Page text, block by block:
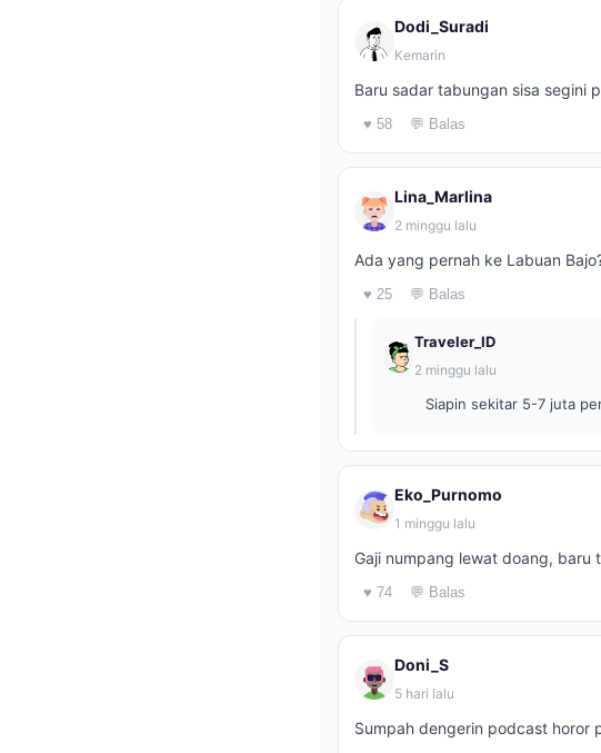
Dodi_Suradi
Kemarin
Baru sadar tabungan sisa segini
♥ 58 💬 Balas
Lina_Marlina
2 minggu lalu
Ada yang pernah ke Labuan
♥ 25 💬 Balas
Traveler_ID
2 minggu lalu
Siapin sekitar 5-7 juta
Eko_Purnomo
1 minggu lalu
Gaji numpang lewat doang,
♥ 74 💬 Balas
Doni_S
5 hari lalu
Sumpah dengerin podcast horor